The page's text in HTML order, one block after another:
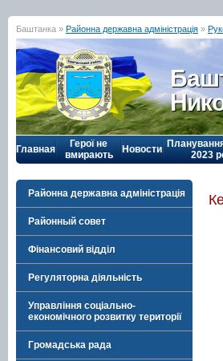
Баштанка » Районна державна адміністрація »
Главная
Герої не
вмирають
Новости
2023
Районна державна адміністрація
Районный совет
Фінансовий відділ
Регуляторна діяльність
Управління соціально-
економічного розвитку території
Громадська рада